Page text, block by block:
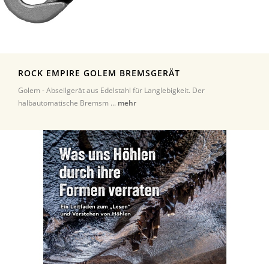
ROCK EMPIRE GOLEM BREMSGERÄT
Golem - Abseilgerät aus Edelstahl für Langlebigkeit. Der
halbautomatische Bremsm ... mehr